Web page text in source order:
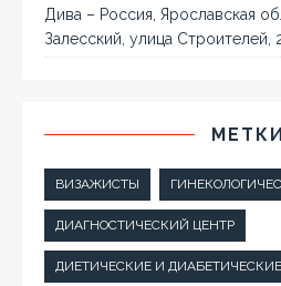
Дива – Россия, Ярославская
Залесский, улица Строителей,
МЕТКИ
ВИЗАЖИСТЫ
ДИАГНОСТИЧЕСКИЙ ЦЕНТР
ДИЕТИЧЕСКИЕ И